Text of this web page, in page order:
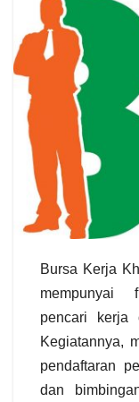
Bursa Kerja
mempunyai
pencari kerja
Kegiatannya,
pendaftaran
dan